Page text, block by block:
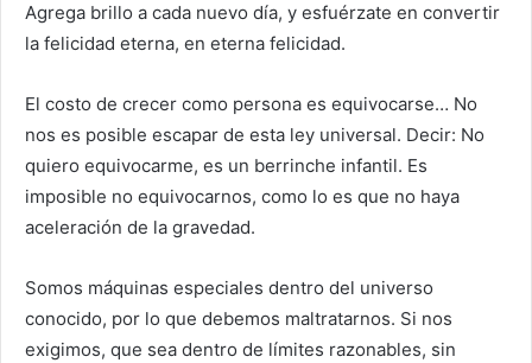
Agrega brillo a cada nuevo día, y esfuérzate en convertir
la felicidad eterna, en eterna felicidad.
El costo de crecer como persona es equivocarse… No
nos es posible escapar de esta ley universal. Decir: No
quiero equivocarme, es un berrinche infantil. Es
imposible no equivocarnos, como lo es que no haya
aceleración de la gravedad.
Somos máquinas especiales dentro del universo
conocido, por lo que debemos maltratarnos. Si nos
exigimos, que sea dentro de límites razonables, sin